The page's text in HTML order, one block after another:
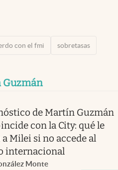
con el fmi sobretasas
de Martín Guzmán
con la City: qué le
a Milei si no accede al
internacional
Monte